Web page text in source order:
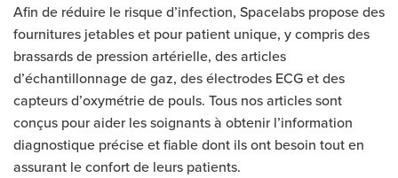
Afin de réduire le risque d’infection, Spacelabs propose des
fournitures jetables et pour patient unique, y compris des
brassards de pression artérielle, des articles
d’échantillonnage de gaz, des électrodes ECG et des
capteurs d’oxymétrie de pouls. Tous nos articles sont
conçus pour aider les soignants à obtenir l’information
diagnostique précise et fiable dont ils ont besoin tout en
assurant le confort de leurs patients.